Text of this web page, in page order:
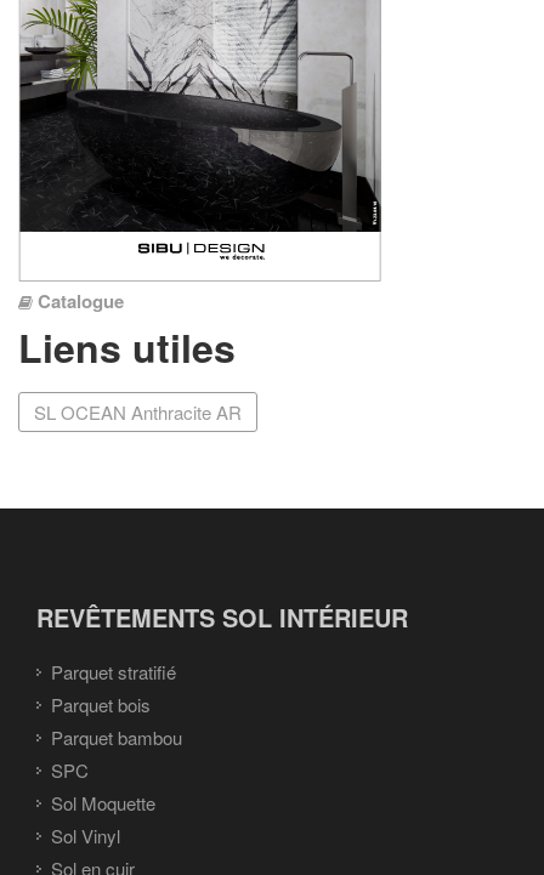
Catalogue
Liens utiles
SL OCEAN Anthracite AR
REVÊTEMENTS SOL INTÉRIEUR
Parquet stratifié
Parquet bois
Parquet bambou
SPC
Sol Moquette
Sol Vinyl
Sol en cuir